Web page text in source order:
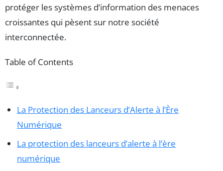
protéger les systèmes d’information des menaces
croissantes qui pèsent sur notre société
interconnectée.
Table of Contents
La Protection des Lanceurs d’Alerte à l’Ère
Numérique
La protection des lanceurs d’alerte à l’ère
numérique